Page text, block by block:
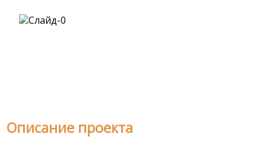
Описание проекта